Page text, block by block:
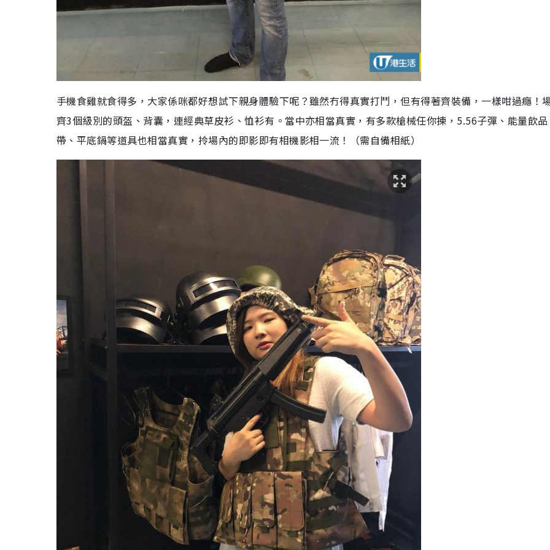
手機食雞就食得多，大家係咪都好想試下親身體驗下呢？雖然冇得真實打鬥，但有得著齊裝備，一樣咁過癮！
齊3個級別的頭盔、背囊，連經典草皮衫、恤衫有。當中亦相當真實，有多款槍械任你揀，5.56子彈、能量飲
帶、平底鍋等道具也相當真實，拎場內的即影即有相機影相一流！（需自備相紙）